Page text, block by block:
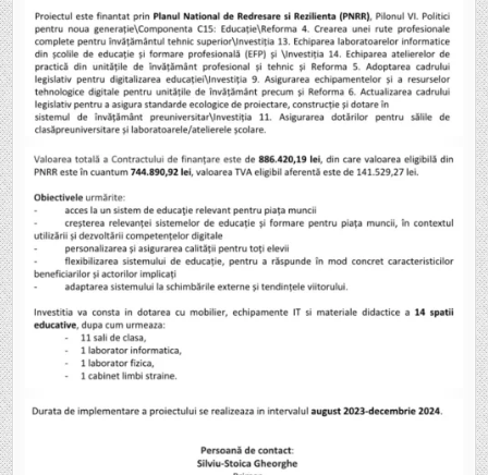
COMUNA
BĂLEȘTI,
JUDEȚUL
VRANCEA”